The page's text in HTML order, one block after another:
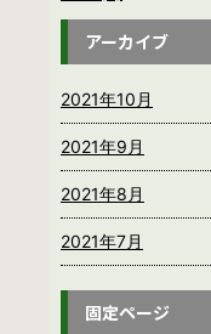
アーカイブ
2021年10月
2021年9月
2021年8月
2021年7月
固定ページ